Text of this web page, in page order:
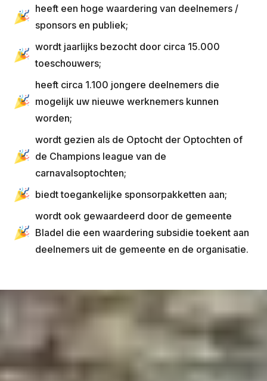
heeft een hoge waardering van deelnemers /
sponsors en publiek;
wordt jaarlijks bezocht door circa 15.000
toeschouwers;
heeft circa 1.100 jongere deelnemers die
mogelijk uw nieuwe werknemers kunnen
worden;
wordt gezien als de Optocht der Optochten of
de Champions league van de
carnavalsoptochten;
biedt toegankelijke sponsorpakketten aan;
wordt ook gewaardeerd door de gemeente
Bladel die een waardering subsidie toekent aan
deelnemers uit de gemeente en de organisatie.